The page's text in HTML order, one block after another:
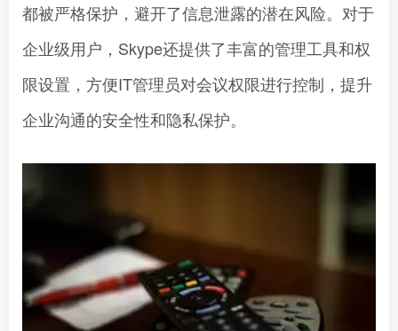
都被严格保护，避开了信息泄露的潜在风险。对于
企业级用户，Skype还提供了丰富的管理工具和权
限设置，方便IT管理员对会议权限进行控制，提升
企业沟通的安全性和隐私保护。